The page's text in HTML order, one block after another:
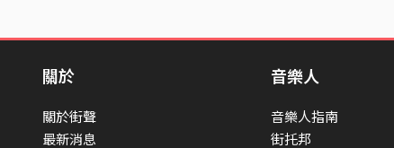
關於
關於街聲
最新消息
音樂人
音樂人指南
街托邦